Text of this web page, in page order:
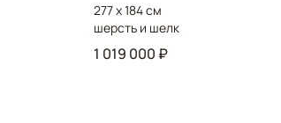
277 x 184 см
шерсть и шелк
1 019 000 ₽